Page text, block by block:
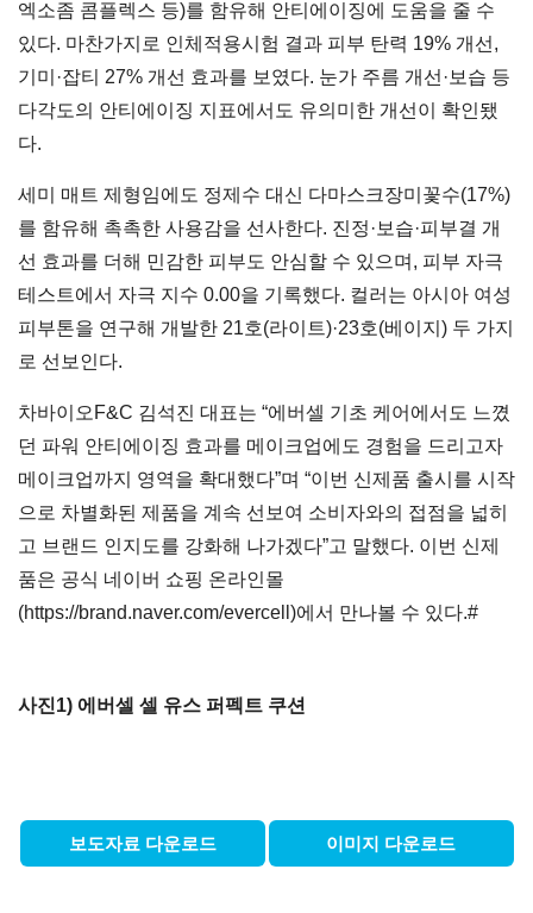
엑소좀 콤플렉스 등)를 함유해 안티에이징에 도움을 줄 수
있다. 마찬가지로 인체적용시험 결과 피부 탄력 19% 개선,
기미·잡티 27% 개선 효과를 보였다. 눈가 주름 개선·보습 등
다각도의 안티에이징 지표에서도 유의미한 개선이 확인됐
다.
세미 매트 제형임에도 정제수 대신 다마스크장미꽃수(17%)
를 함유해 촉촉한 사용감을 선사한다. 진정·보습·피부결 개
선 효과를 더해 민감한 피부도 안심할 수 있으며, 피부 자극
테스트에서 자극 지수 0.00을 기록했다. 컬러는 아시아 여성
피부톤을 연구해 개발한 21호(라이트)·23호(베이지) 두 가지
로 선보인다.
차바이오F&C 김석진 대표는 “에버셀 기초 케어에서도 느꼈
던 파워 안티에이징 효과를 메이크업에도 경험을 드리고자
메이크업까지 영역을 확대했다”며 “이번 신제품 출시를 시작
으로 차별화된 제품을 계속 선보여 소비자와의 접점을 넓히
고 브랜드 인지도를 강화해 나가겠다”고 말했다. 이번 신제
품은 공식 네이버 쇼핑 온라인몰
(https://brand.naver.com/evercell)에서 만나볼 수 있다.#
사진1) 에버셀 셀 유스 퍼펙트 쿠션
보도자료 다운로드 이미지 다운로드